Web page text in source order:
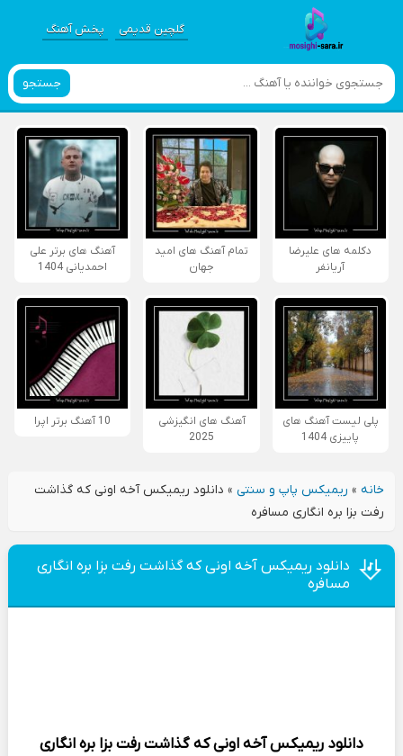
گلچین قدیمی پخش آهنگ
جستجو
دکلمه های علیرضا
آریانفر
تمام آهنگ های امید
جهان
آهنگ های برتر علی
احمدیانی 1404
پلی لیست آهنگ های
پاییزی 1404
آهنگ های انگیزشی
2025
10 آهنگ برتر اپرا
خانه» ریمیکس پاپ و سنتی» دانلود ریمیکس آخه اونی که گذاشت
رفت بزا بره انگاری مسافره
دانلود ریمیکس آخه اونی که گذاشت رفت بزا بره انگاری
مسافره
دانلود ریمیکسآخه اونی که گذاشت رفت بزا بره انگاری